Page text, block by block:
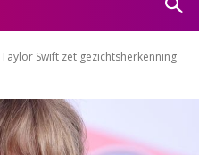
Taylor Swift zet gezichtsherkenning